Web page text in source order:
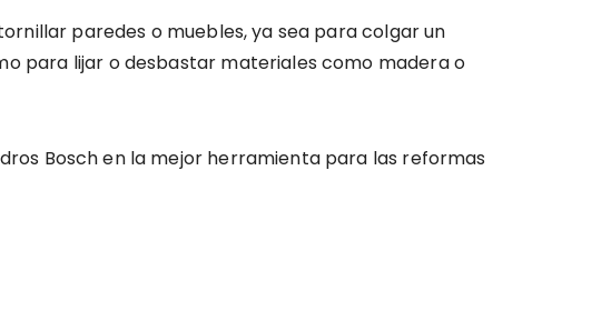
paredes o muebles, ya sea para colgar un
para lijar o desbastar materiales como madera o
Bosch en la mejor herramienta para las reformas